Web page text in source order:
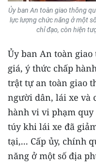
Ủy ban An toàn giao thông
lực lượng chức năng ở một
chỉ đạo, còn hiện
Ủy ban An toàn
giá, ý thức chấp
trật tự an toàn giao
người dân, lái xe và
hành vi vi phạm
túy khi lái xe đã
tại,... Cấp ủy, chính
năng ở một số địa